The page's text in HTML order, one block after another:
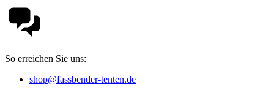
So erreichen Sie uns:
shop@fassbender-tenten.de